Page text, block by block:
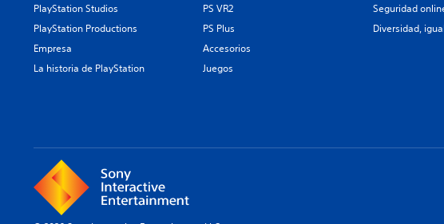
PlayStation Studios
PlayStation Productions
Empresa
La historia de PlayStation
PS VR2
PS Plus
Accesorios
Juegos
Seguridad
Diversidad,